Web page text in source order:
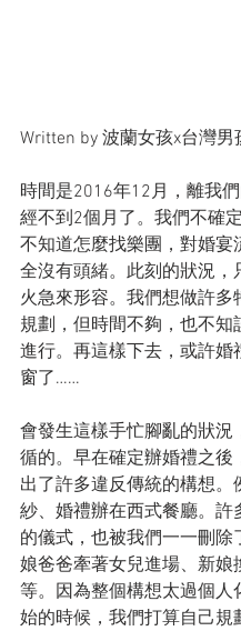
Written by 波蘭女孩x台灣男
時間是2016年12月，離我
經不到2個月了。我們不確
不知道怎麼找樂團，對婚宴
全沒有頭緒。此刻的狀況，
火急來形容。我們想做許多
規劃，但時間不夠，也不知
進行。再這樣下去，或許婚
窗了……
會發生這樣手忙腳亂的狀況
循的。早在確定辦婚禮之後
出了許多違反傳統的構想。
紗、婚禮辦在西式餐廳。許
的儀式，也被我們一一刪除
娘爸爸牽著女兒進場、新娘
等。因為整個構想太過個人
始的時候，我們打算自己規